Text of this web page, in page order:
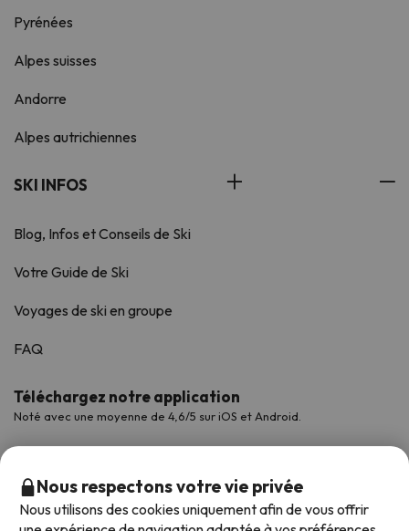
Pyrénées
Alpes suisses
Andorre
Alpes autrichiennes
SKI INFOS
Blog, Infos et Conseils de Ski
Votre Guide de Ski
Voyages de ski en groupe
FAQ
Téléchargez notre application
Noté avec une moyenne de 4,6/5 sur iOS et Android.
Nous respectons votre vie privée
Nous utilisons des cookies uniquement afin de vous offrir